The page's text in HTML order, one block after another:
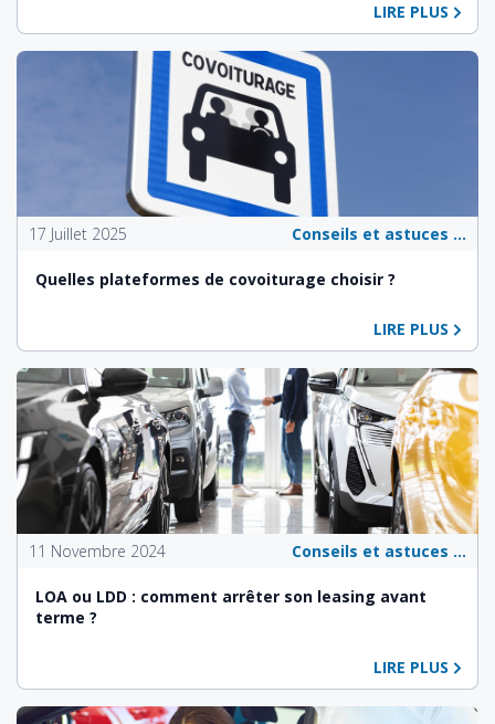
LIRE PLUS
17 Juillet 2025 Conseils et astuces pour les propriétaires de véhicules
Quelles plateformes de covoiturage choisir ?
LIRE PLUS
11 Novembre 2024 Conseils et astuces pour les propriétaires de véhicules
LOA ou LDD : comment arrêter son leasing avant
terme ?
LIRE PLUS